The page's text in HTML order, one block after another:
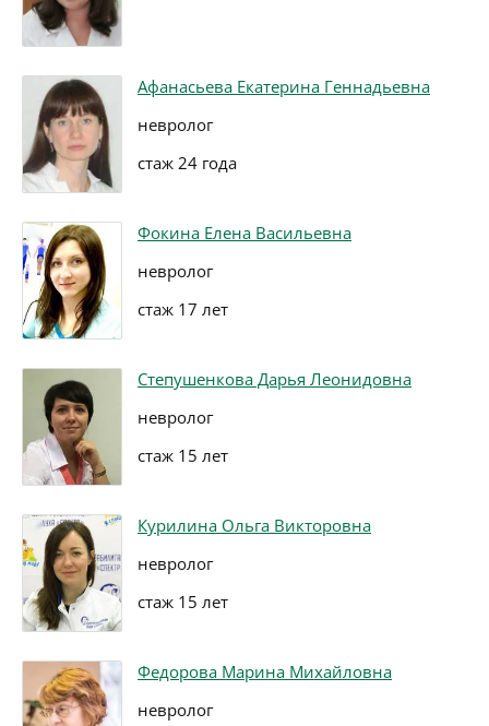
Афанасьева Екатерина Геннадьевна
невролог
стаж 24 года
Фокина Елена Васильевна
невролог
стаж 17 лет
Степушенкова Дарья Леонидовна
невролог
стаж 15 лет
Курилина Ольга Викторовна
невролог
стаж 15 лет
Федорова Марина Михайловна
невролог